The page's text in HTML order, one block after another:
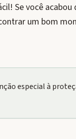
Se você
um bom
especial à